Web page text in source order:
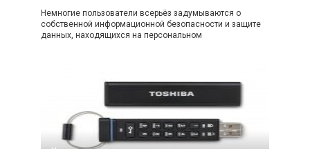
Немногие пользователи всерьёз задумываются о
собственной информационной безопасности и защите
данных, находящихся на персональном